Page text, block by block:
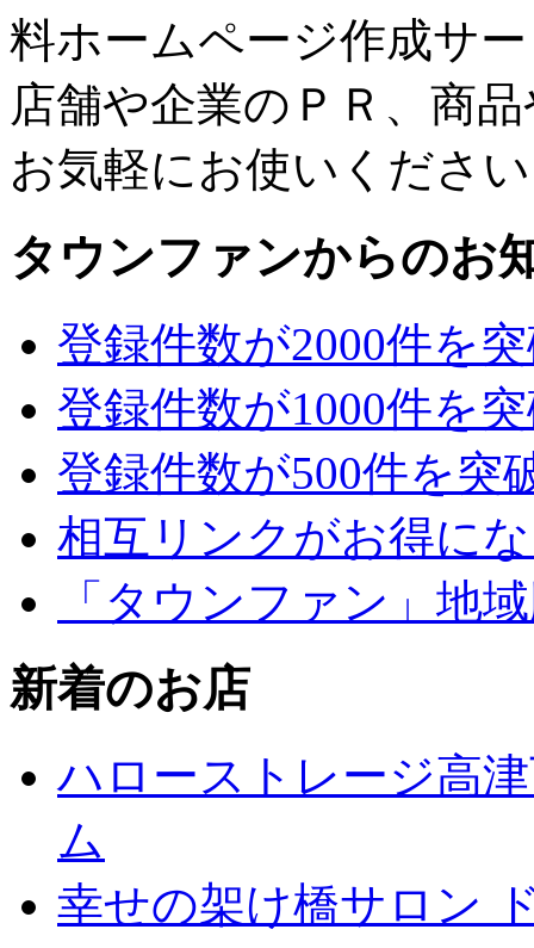
料ホームページ作成サ
店舗や企業のＰＲ、商
お気軽にお使いくださ
タウンファンからのお
登録件数が2000件を
登録件数が1000件を
登録件数が500件を突
相互リンクがお得に
「タウンファン」地
新着のお店
ハローストレージ高
ム
幸せの架け橋サロン